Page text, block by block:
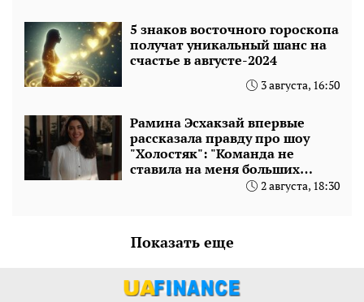
5 знаков восточного гороскопа
получат уникальный шанс на
счастье в августе-2024
3 августа, 16:50
Рамина Эсхакзай впервые
рассказала правду про шоу
"Холостяк": "Команда не
ставила на меня больших
2 августа, 18:30
Показать еще